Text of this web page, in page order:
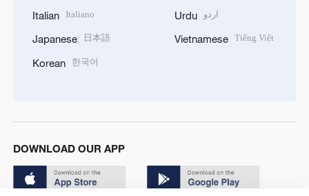
Italian Italiano
Japanese 日本語
Korean 한국어
Urdu اردو
Vietnamese Tiếng Việt
DOWNLOAD OUR APP